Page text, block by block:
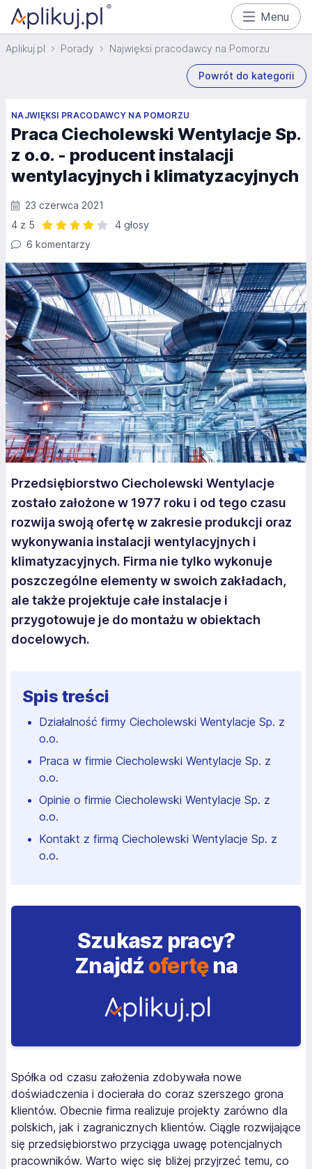
Menu
Aplikuj.pl Porady Najwięksi pracodawcy na Pomorzu
Powrót do kategorii
NAJWIĘKSI PRACODAWCY NA POMORZU
Praca Ciecholewski Wentylacje Sp.
z o.o. - producent instalacji
wentylacyjnych i klimatyzacyjnych
23 czerwca 2021
4 z 5
4 głosy
6 komentarzy
Przedsiębiorstwo Ciecholewski Wentylacje
zostało założone w 1977 roku i od tego czasu
rozwija swoją ofertę w zakresie produkcji oraz
wykonywania instalacji wentylacyjnych i
klimatyzacyjnych. Firma nie tylko wykonuje
poszczególne elementy w swoich zakładach,
ale także projektuje całe instalacje i
przygotowuje je do montażu w obiektach
docelowych.
Spis treści
Działalność firmy Ciecholewski Wentylacje Sp. z
o.o.
Praca w firmie Ciecholewski Wentylacje Sp. z
o.o.
Opinie o firmie Ciecholewski Wentylacje Sp. z
o.o.
Kontakt z firmą Ciecholewski Wentylacje Sp. z
o.o.
Szukasz pracy?
Znajdź ofertęna
Spółka od czasu założenia zdobywała nowe
doświadczenia i docierała do coraz szerszego grona
klientów. Obecnie firma realizuje projekty zarówno dla
polskich, jak i zagranicznych klientów. Ciągle rozwijające
się przedsiębiorstwo przyciąga uwagę potencjalnych
pracowników. Warto więc się bliżej przyjrzeć temu, co